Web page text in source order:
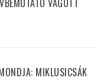
MIKLUSICSÁK